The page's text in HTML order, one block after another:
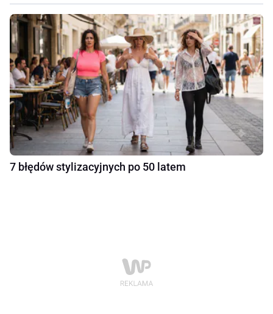
7 błędów stylizacyjnych po 50 latem